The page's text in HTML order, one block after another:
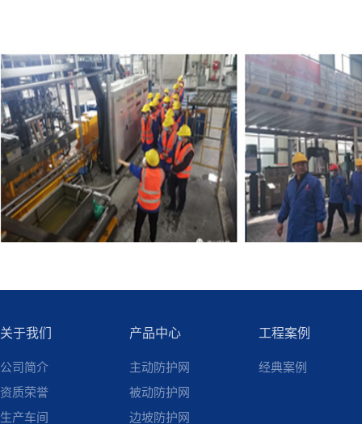
关于我们
公司简介
资质荣誉
生产车间
产品中心
主动防护网
被动防护网
边坡防护网
工程案例
经典案例